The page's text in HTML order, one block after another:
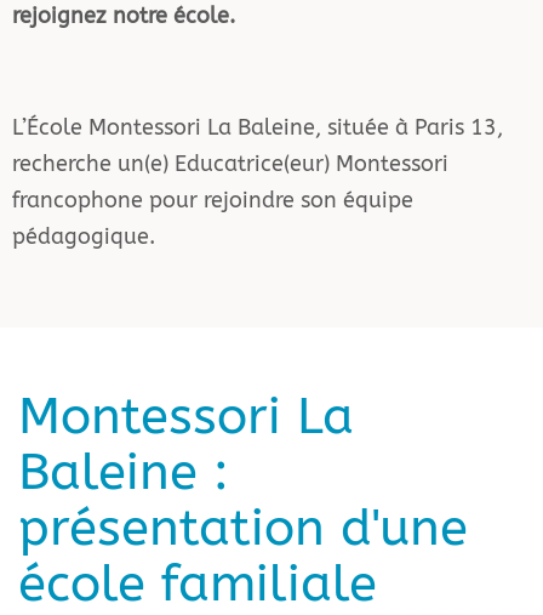
rejoignez notre école.
L’École Montessori La Baleine, située à Paris 13,
recherche un(e) Educatrice(eur) Montessori
francophone pour rejoindre son équipe
pédagogique.
Montessori La
Baleine :
présentation d'une
école familiale